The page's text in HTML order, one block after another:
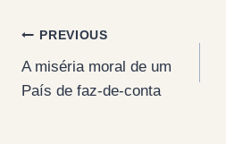
Post
navigation
PREVIOUS
A miséria moral de um
País de faz-de-conta